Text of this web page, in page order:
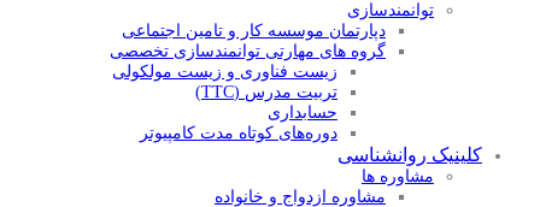
توانمندسازی
دپارتمان موسسه کار و تامین اجتماعی
گروه های مهارتی توانمندسازی تخصصی
زیست فناوری و زیست مولکولی
تربیت مدرس (TTC)
حسابداری
دوره‌های کوتاه مدت کامپیوتر
کلینیک روانشناسی
مشاوره ها
مشاوره ازدواج و خانواده